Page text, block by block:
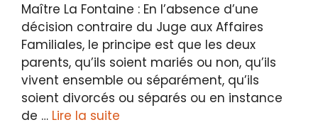
Maître La Fontaine : En l’absence d’une
décision contraire du Juge aux Affaires
Familiales, le principe est que les deux
parents, qu’ils soient mariés ou non, qu’ils
vivent ensemble ou séparément, qu’ils
soient divorcés ou séparés ou en instance
de … Lire la suite